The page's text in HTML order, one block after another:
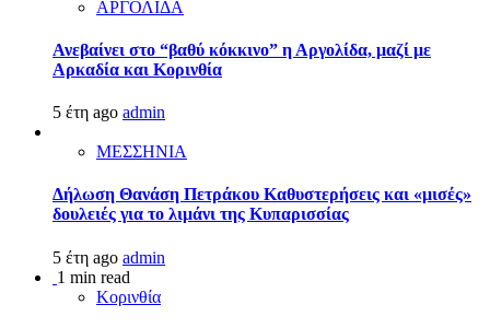
ΑΡΓΟΛΙΔΑ
Ανεβαίνει στο “βαθύ κόκκινο” η Αργολίδα, μαζί με
Αρκαδία και Κορινθία
5 έτη ago admin
ΜΕΣΣΗΝΙΑ
Δήλωση Θανάση Πετράκου Καθυστερήσεις και «μισές»
δουλειές για το λιμάνι της Κυπαρισσίας
5 έτη ago admin
1 min read
Κορινθία